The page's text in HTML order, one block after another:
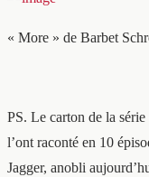
« More » de Barbet
PS. Le carton de la
l’ont raconté en 10
Jagger, anobli